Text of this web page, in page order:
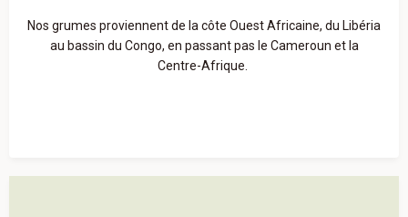
Nos grumes proviennent de la côte Ouest Africaine, du Libéria
au bassin du Congo, en passant pas le Cameroun et la
Centre-Afrique.